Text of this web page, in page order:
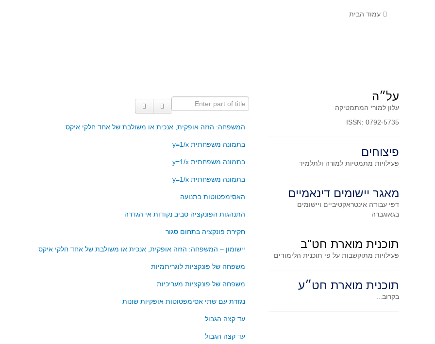
עמוד הבית
Enter part of title
המשפחה: הזזה אופקית, אנכית או משולבת של אחד חלקי איקס
בתמונה משפחתית y=1/x
בתמונה משפחתית y=1/x
בתמונה משפחתית y=1/x
האסימפטוטות בתנועה
התנהגות הפונקציה סביב נקודות אי הגדרה
חקירת פונקציה בתחום סגור
יישומון – המשפחה: הזזה אופקית, אנכית או משולבת של אחד חלקי איקס
משפחה של פונקציות לוגריתמיות
משפחה של פונקציות מעריכיות
נגזרת עם שתי אסימפטוטות אופקיות שונות
עד קצה הגבול
עד קצה הגבול
על״ה
עלון למורי המתמטיקה
ISSN: 0792-5735
פיצוחים
פעילויות מתמטיות למורה ולתלמיד
מאגר יישומים דינאמיים
דפי עבודה אינטראקטיביים ויישומים
בגאוגברה
תוכנית מוארת חט"ב
פעילויות מתוקשבות על פי תוכנית הלימודים
תוכנית מוארת חט״ע
בקרוב...